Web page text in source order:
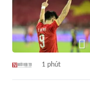
1 phút